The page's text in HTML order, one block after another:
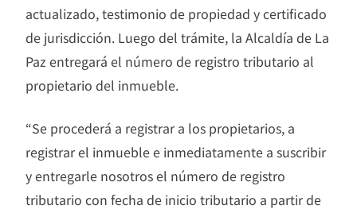
actualizado, testimonio de propiedad y certificado
de jurisdicción. Luego del trámite, la Alcaldía de La
Paz entregará el número de registro tributario al
propietario del inmueble.
“Se procederá a registrar a los propietarios, a
registrar el inmueble e inmediatamente a suscribir
y entregarle nosotros el número de registro
tributario con fecha de inicio tributario a partir de